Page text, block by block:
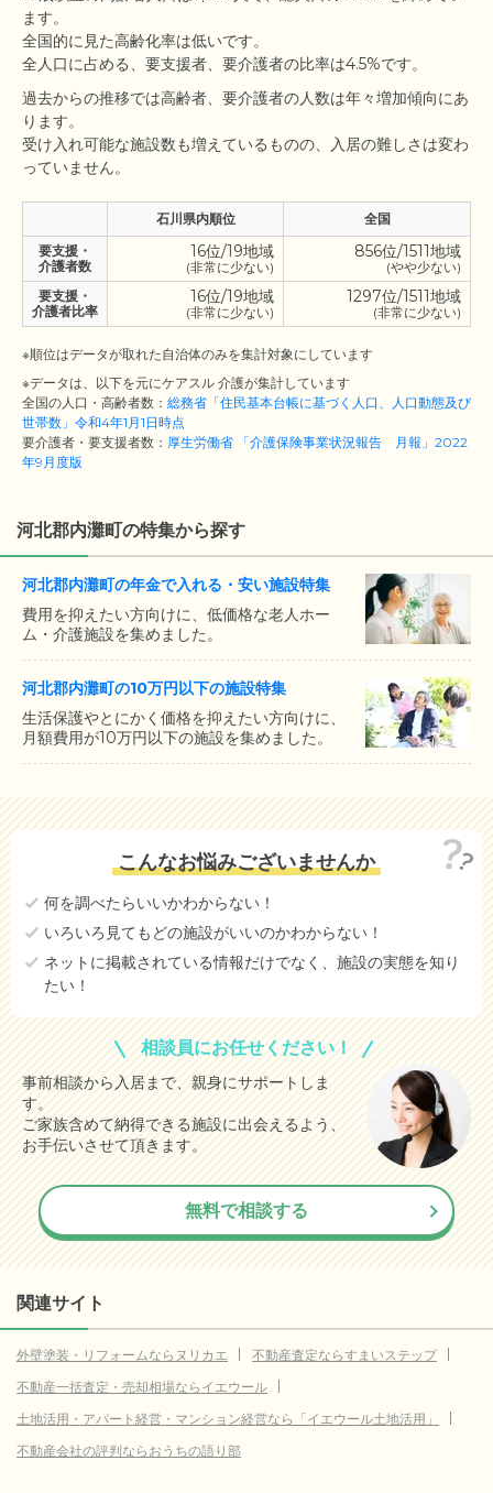
ます。
全国的に見た高齢化率は低いです。
過去からの推移では高齢者、要介護者の人数は年々増加傾向にあ
ります。
受け入れ可能な施設数も増えているものの、入居の難しさは変わ
石川県内順位
全国
要支援・
介護者数
16位/19地域
(非常に少ない)
856位/1511地域
(やや少ない)
要支援・
介護者比率
16位/19地域
(非常に少ない)
1297位/1511地域
(非常に少ない)
※順位はデータが取れた自治体のみを集計対象にしています
※データは、以下を元にケアスル 介護が集計しています
全国の人口・高齢者数： 総務省「住民基本台帳に基づく人口、人口動態及び
世帯数」令和4年1月1日時点
要介護者・要支援者数： 厚生労働省 「介護保険事業状況報告 月報」2022
年9月度版
河北郡内灘町の特集から探す
河北郡内灘町の年金で入れる・安い施設特集
費用を抑えたい方向けに、低価格な老人ホー
ム・介護施設を集めました。
河北郡内灘町の10万円以下の施設特集
生活保護やとにかく価格を抑えたい方向けに、
月額費用が10万円以下の施設を集めました。
こんなお悩みございませんか
何を調べたらいいかわからない！
いろいろ見てもどの施設がいいのかわからない！
ネットに掲載されている情報だけでなく、施設の実態を知り
たい！
相談員にお任せください！
事前相談から入居まで、親身にサポートしま
す。
ご家族含めて納得できる施設に出会えるよう、
お手伝いさせて頂きます。
無料で相談する
関連サイト
外壁塗装・リフォームならヌリカエ
不動産査定ならすまいステップ
不動産一括査定・売却相場ならイエウール
土地活用・アパート経営・マンション経営なら「イエウール土地活用」
不動産会社の評判ならおうちの語り部